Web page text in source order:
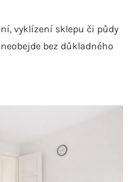
vyklízení sklepu či půdy
bez důkladného